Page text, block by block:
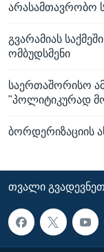
არასამთავრობო
გვარამიას
ომბუდსმენი
საერთაშორისო
"პოლიტიკურად
ბორდერიზაციის
ᲗᲕᲐᲚᲘ ᲒᲕᲐᲓᲔᲕᲜᲔᲗ